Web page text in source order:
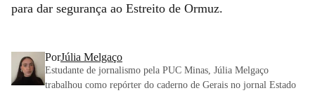
para dar segurança ao Estreito de Ormuz.
PorJúlia Melgaço
Estudante de jornalismo pela PUC Minas, Júlia Melgaço
trabalhou como repórter do caderno de Gerais no jornal Estado